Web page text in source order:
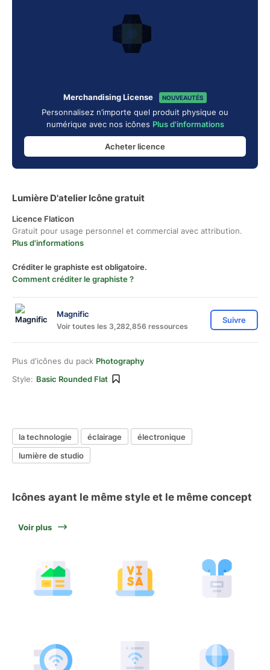
Merchandising License NOUVEAUTÉS
Personnalisez n’importe quel produit physique ou
numérique avec nos icônes Plus d'informations
Acheter licence
Lumière D'atelier Icône gratuit
Licence Flaticon
Gratuit pour usage personnel et commercial avec attribution.
Plus d'informations
Créditer le graphiste est obligatoire.
Comment créditer le graphiste ?
Magnific
Voir toutes les 3,282,856 ressources
Suivre
Plus d'icônes du pack Photography
Style: Basic Rounded Flat
la technologie éclairage
électronique
lumière de studio
Icônes ayant le même style et le même concept
Voir plus